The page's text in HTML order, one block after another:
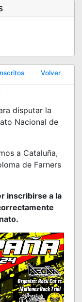
Volver
disputar la
Nacional de
a Cataluña,
de Farners
inscribirse a la